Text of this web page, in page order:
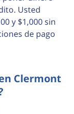
Usted
y $1,000 sin
de pago
Clermont